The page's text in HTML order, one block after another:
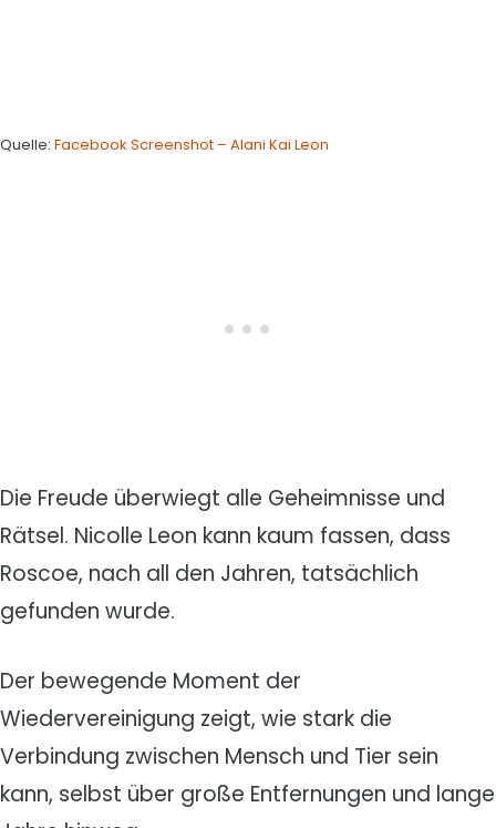
Quelle: Facebook Screenshot – Alani Kai Leon
Die Freude überwiegt alle Geheimnisse und
Rätsel. Nicolle Leon kann kaum fassen, dass
Roscoe, nach all den Jahren, tatsächlich
gefunden wurde.
Der bewegende Moment der
Wiedervereinigung zeigt, wie stark die
Verbindung zwischen Mensch und Tier sein
kann, selbst über große Entfernungen und lange